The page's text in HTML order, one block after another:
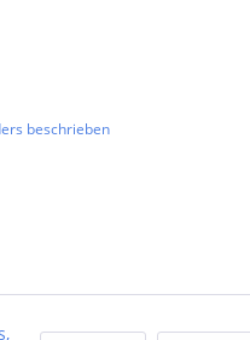
beschrieben